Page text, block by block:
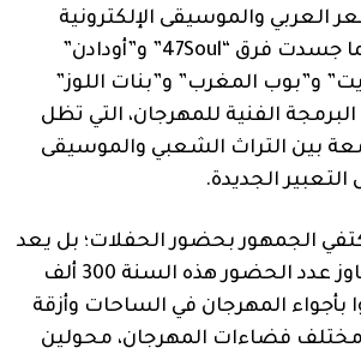
العربي والموسيقى الإلكترونية
والبوب البديل؛ فيما جسدت فرق “47Soul” و”أودادن”
و”بوب المغرب” و”بنات اللوز”
الفنية للمهرجان، التي تظل
بين التراث الشعبي والموسيقى
الجديدة.
الجمهور بحضور الحفلات؛ بل يعد
أحد صناعها، إذ تجاوز عدد الحضور هذه السنة 300 ألف
المهرجان في الساحات وأزقة
فضاءات المهرجان، محولين